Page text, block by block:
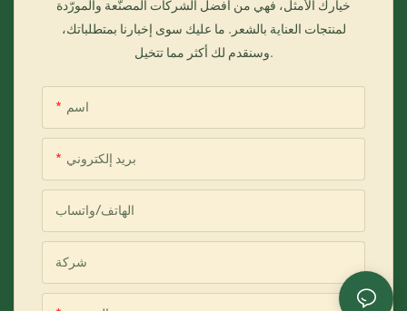
خيارك الأمثل، فهي من أفضل الشركات المصنّعة والمورّدة
لمنتجات العناية بالشعر. ما عليك سوى إخبارنا بمتطلباتك،
وسنقدم لك أكثر مما تتخيل.
اسم
بريد إلكتروني
الهاتف/واتساب
شركة